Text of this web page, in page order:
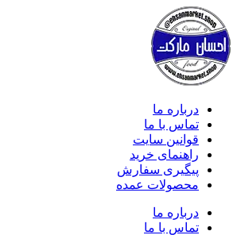
درباره ما
تماس با ما
قوانین سایت
راهنمای خرید
پیگیری سفارش
محصولات عمده
درباره ما
تماس با ما